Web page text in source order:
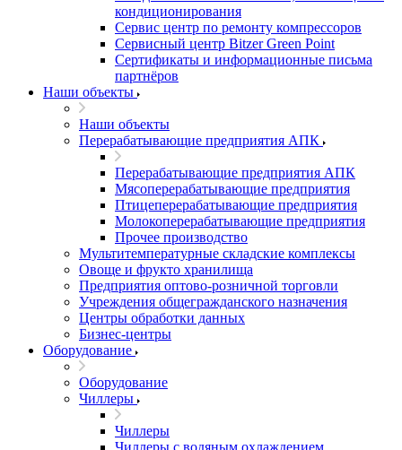
кондиционирования
Сервис центр по ремонту компрессоров
Сервисный центр Bitzer Green Point
Сертификаты и информационные письма
партнёров
Наши объекты
Наши объекты
Перерабатывающие предприятия АПК
Перерабатывающие предприятия АПК
Мясоперерабатывающие предприятия
Птицеперерабатывающие предприятия
Молокоперерабатывающие предприятия
Прочее производство
Мультитемпературные складские комплексы
Овоще и фрукто хранилища
Предприятия оптово-розничной торговли
Учреждения общегражданского назначения
Центры обработки данных
Бизнес-центры
Оборудование
Оборудование
Чиллеры
Чиллеры
Чиллеры с водяным охлаждением